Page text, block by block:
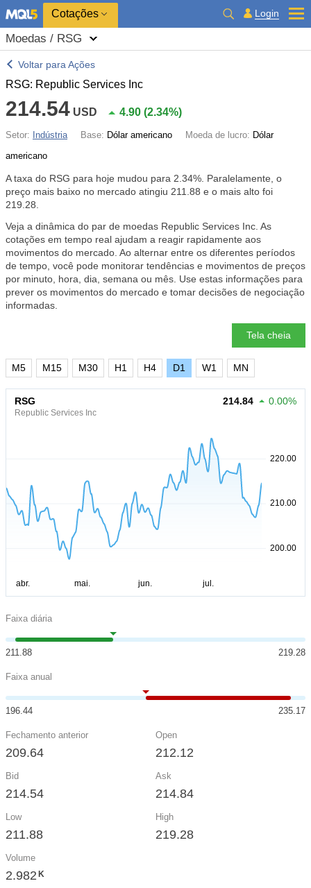
Cotações Login
Moedas / RSG
Voltar para Ações
RSG: Republic Services Inc
214.54 USD 4.90 (2.34%)
Setor: Indústria Base: Dólar americano Moeda de lucro: Dólar
americano
A taxa do RSG para hoje mudou para 2.34% . Paralelamente, o
preço mais baixo no mercado atingiu 211.88 e o mais alto foi
219.28.
Veja a dinâmica do par de moedas Republic Services Inc. As
cotações em tempo real ajudam a reagir rapidamente aos
movimentos do mercado. Ao alternar entre os diferentes períodos
de tempo, você pode monitorar tendências e movimentos de preços
por minuto, hora, dia, semana ou mês. Use estas informações para
prever os movimentos do mercado e tomar decisões de negociação
informadas.
Tela cheia
M5 M15 M30 H1 H4 D1 W1 MN
RSG
Republic Services Inc
214.84 0.00%
Faixa diária
211.88 219.28
Faixa anual
196.44 235.17
Fechamento anterior
209.64
Open
212.12
Bid
214.54
Ask
214.84
Low
211.88
High
219.28
Volume
2.982 K